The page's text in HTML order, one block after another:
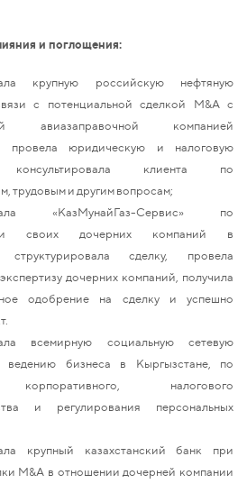
и поглощения:
крупную российскую нефтяную
с потенциальной сделкой M&A с
авиазаправочной компанией
провела юридическую и налоговую
консультировала клиента по
трудовым и другим вопросам;
«КазМунайГаз-Сервис» по
своих дочерних компаний в
структурировала сделку, провела
дочерних компаний, получила
одобрение на сделку и успешно
всемирную социальную сетевую
бизнеса в Кыргызстане, по
налогового
и регулирования персональных
крупный казахстанский банк при
M&A в отношении дочерней компании